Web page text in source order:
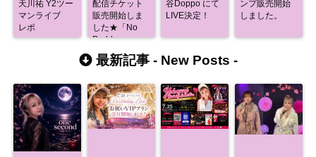
天川祐 Y2ツー
マンライブ
レポ
配信チケット
販売開始しま
した★「No
Problem」
谷Doppo にて
LIVE決定！
ンプ販売開始
しました。
最新記事 - New Posts -